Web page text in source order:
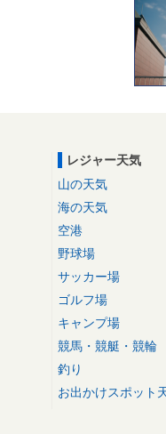
レジャー天気
山の天気
海の天気
空港
野球場
サッカー場
ゴルフ場
キャンプ場
競馬・競艇・競輪
釣り
お出かけスポット